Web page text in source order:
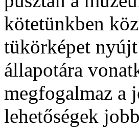
kötetünkben
tükörképet
állapotára
megfogalmaz a
lehetőségek